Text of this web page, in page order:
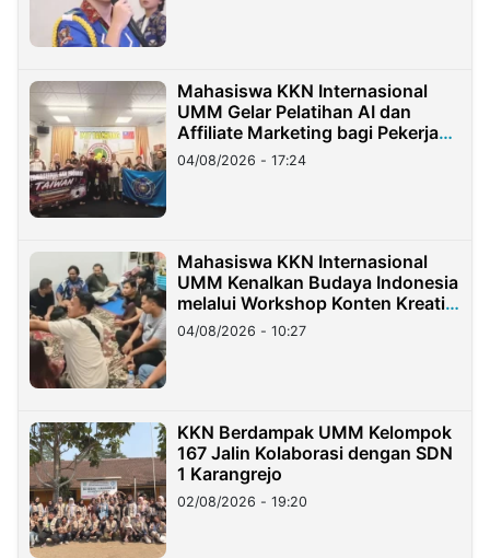
Mahasiswa KKN Internasional
UMM Gelar Pelatihan AI dan
Affiliate Marketing bagi Pekerja
Migran Indonesia di Taiwan
04/08/2026 - 17:24
Mahasiswa KKN Internasional
UMM Kenalkan Budaya Indonesia
melalui Workshop Konten Kreatif
di Taiwan
04/08/2026 - 10:27
KKN Berdampak UMM Kelompok
167 Jalin Kolaborasi dengan SDN
1 Karangrejo
02/08/2026 - 19:20